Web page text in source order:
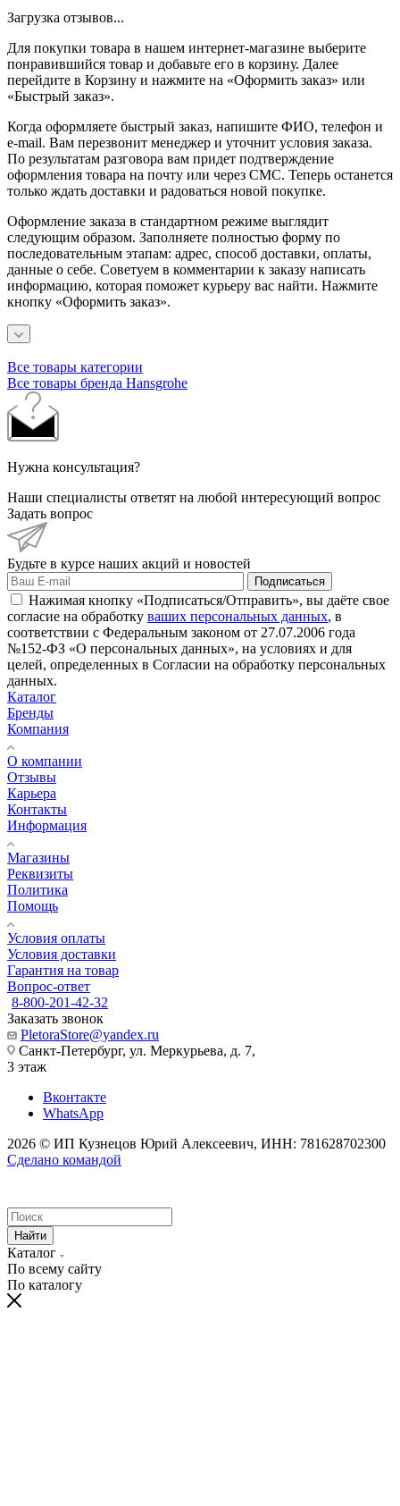
Загрузка отзывов...
Для покупки товара в нашем интернет-магазине выберите
понравившийся товар и добавьте его в корзину. Далее
перейдите в Корзину и нажмите на «Оформить заказ» или
«Быстрый заказ».
Когда оформляете быстрый заказ, напишите ФИО, телефон и
e-mail. Вам перезвонит менеджер и уточнит условия заказа.
По результатам разговора вам придет подтверждение
оформления товара на почту или через СМС. Теперь останется
только ждать доставки и радоваться новой покупке.
Оформление заказа в стандартном режиме выглядит
следующим образом. Заполняете полностью форму по
последовательным этапам: адрес, способ доставки, оплаты,
данные о себе. Советуем в комментарии к заказу написать
информацию, которая поможет курьеру вас найти. Нажмите
кнопку «Оформить заказ».
Все товары категории
Все товары бренда Hansgrohe
Нужна консультация?
Наши специалисты ответят на любой интересующий вопрос
Задать вопрос
Будьте в курсе наших акций и новостей
Подписаться
Нажимая кнопку «Подписаться/Отправить», вы даёте свое
согласие на обработку ваших персональных данных, в
соответствии с Федеральным законом от 27.07.2006 года
№152-ФЗ «О персональных данных», на условиях и для
целей, определенных в Согласии на обработку персональных
данных.
Каталог
Бренды
Компания
О компании
Отзывы
Карьера
Контакты
Информация
Магазины
Реквизиты
Политика
Помощь
Условия оплаты
Условия доставки
Гарантия на товар
Вопрос-ответ
8-800-201-42-32
Заказать звонок
PletoraStore@yandex.ru
Санкт-Петербург, ул. Меркурьева, д. 7,
3 этаж
Вконтакте
WhatsApp
2026 © ИП Кузнецов Юрий Алексеевич, ИНН: 781628702300
Сделано командой
Найти
Каталог
По всему сайту
По каталогу